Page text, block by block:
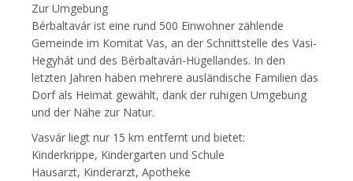
Zur Umgebung
Bérbaltavár ist eine rund 500 Einwohner zählende
Gemeinde im Komitat Vas, an der Schnittstelle des Vasi-
Hegyhát und des Bérbaltavári-Hügellandes. In den
letzten Jahren haben mehrere ausländische Familien das
Dorf als Heimat gewählt, dank der ruhigen Umgebung
und der Nähe zur Natur.
Vasvár liegt nur 15 km entfernt und bietet:
Kinderkrippe, Kindergarten und Schule
Hausarzt, Kinderarzt, Apotheke